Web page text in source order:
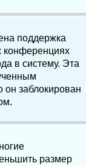
поддержка
конференциях
в систему. Эта
заблокирован
размер